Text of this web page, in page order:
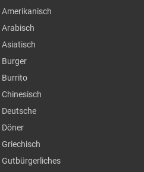
Amerikanisch
Arabisch
Asiatisch
Burger
Burrito
Chinesisch
Deutsche
Döner
Griechisch
Gutbürgerliches